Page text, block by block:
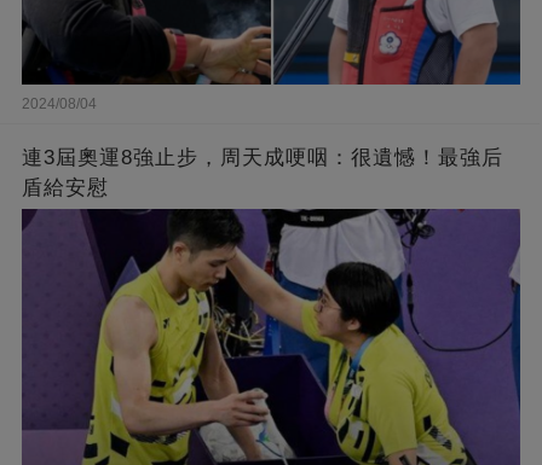
2024/08/04
連3屆奧運8強止步，周天成哽咽：很遺憾！最強后
盾給安慰